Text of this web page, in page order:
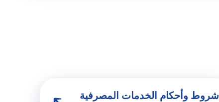
شروط وأحكام الخدمات المصرفية